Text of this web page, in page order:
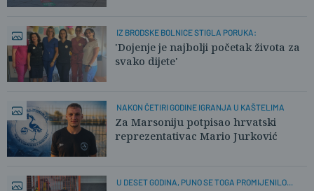
IZ BRODSKE BOLNICE STIGLA PORUKA:
'Dojenje je najbolji početak života za
svako dijete'
NAKON ČETIRI GODINE IGRANJA U KAŠTELIMA
Za Marsoniju potpisao hrvatski
reprezentativac Mario Jurković
U DESET GODINA, PUNO SE TOGA PROMIJENILO...